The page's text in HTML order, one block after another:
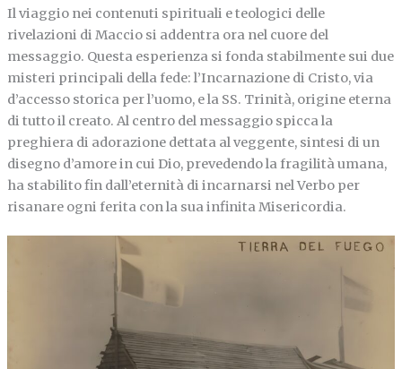
Il viaggio nei contenuti spirituali e teologici delle
rivelazioni di Maccio si addentra ora nel cuore del
messaggio. Questa esperienza si fonda stabilmente sui due
misteri principali della fede: l’Incarnazione di Cristo, via
d’accesso storica per l’uomo, e la SS. Trinità, origine eterna
di tutto il creato. Al centro del messaggio spicca la
preghiera di adorazione dettata al veggente, sintesi di un
disegno d’amore in cui Dio, prevedendo la fragilità umana,
ha stabilito fin dall’eternità di incarnarsi nel Verbo per
risanare ogni ferita con la sua infinita Misericordia.